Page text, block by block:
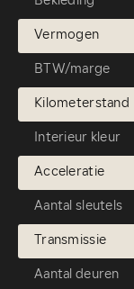
Vermogen
BTW/marge
Kilometerstand
Interieur kleur
Acceleratie
Aantal sleutels
Transmissie
Aantal deuren